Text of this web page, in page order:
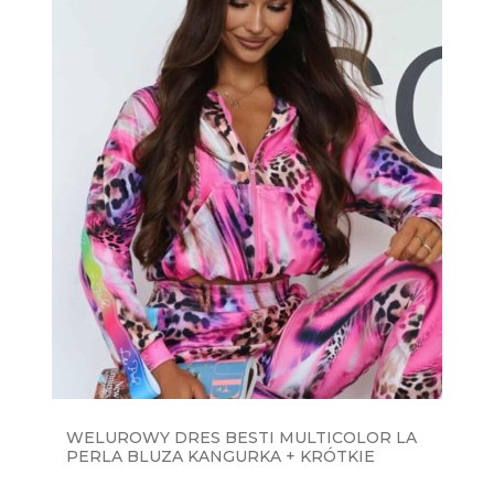
WELUROWY DRES BESTI MULTICOLOR LA
PERLA BLUZA KANGURKA + KRÓTKIE